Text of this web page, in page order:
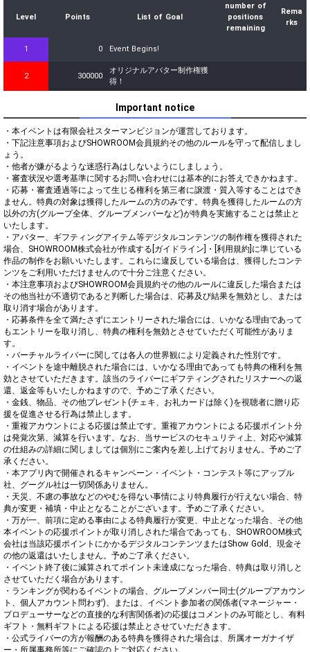
Level Points List of Goal
number of
positions
remaining
Rema
rks
1 0 Event Begins!
2 300000
オリジナルアバター制作権獲
得！
Important notice
・本イベントは有限会社スターマンビジョンが運営しております。
・下記注意事項およびSHOWROOM会員規約その他のルールを守って配信しまし
ょう。
・他者が嫌がるような迷惑行為はしないようにしましょう。
・審査状況や選考基準に関するお問い合わせには基本的にお答えできかねます。
・応募・審査通過等によって生じる権利を第三者に譲渡・質入等することはでき
ません。特典の対象は獲得したルームの方のみです。特典を獲得したルームの方
以外の方(グループ全体、グループメンバーなど)が特典を実施することは禁止と
いたします。
・アバター、ギフティングアイテム等デジタルコンテンツの制作権を獲得された
場合、SHOWROOM株式会社が作成する[ガイドライン]・[利用規約]に準じている
作品の制作をお願いいたします。これらに違反している場合は、獲得したコンテ
ンツをご利用いただけませんので十分ご注意ください。
・本注意事項およびSHOWROOM会員規約その他のルールに違反した場合または
その他当社が不適切であると判断した場合は、応募及び結果を無効とし、または
取り消す場合があります。
・応募条件を全て満たさずにエントリーされた場合には、いかなる理由であって
もエントリーを取り消し、特典の権利を無効とさせていただく可能性がありま
す。
・バーチャルライバーに関しては各人の世界観により定義された性別です。
・イベントを途中離脱された場合には、いかなる理由であっても特典の権利を無
効とさせていただきます。該当のライバーにギフティングされたリスナーへの返
還、返金等もいたしかねますので、予めご了承ください。
・金銭、物品、その他プレゼント(チェキ、お礼カードは除く)を視聴者に贈り応
援を促進させる行為は禁止します。
・重複アカウントによる応援は禁止です。重複アカウントによる応援ポイント分
は発覚次第、減算を行います。なお、当サービスのセキュリティ上、対応や減算
の仕組みの詳細に関しましては個別にご案内を差し上げておりません。予めご了
承ください。
・本アプリ内で開催されるキャンペーン・イベント・コンテスト等にアップル
社、グーグル社は一切関係ありません。
・天災、不慮の事故などのやむを得ない事情により特典履行が行えない場合、特
典が変更・補填・中止となることがございます。予めご了承ください。
・万が一、前項に定める事由による特典履行が変更、中止となった場合、その他
本イベントの応援ポイントが取り消しされた場合であっても、SHOWROOM株式
会社は当該応援ポイントにかかるデジタルコンテンツまたはShow Gold、現金そ
の他の返還はいたしません。予めご了承ください。
・イベント終了後に減算されてポイント未達成になった場合、特典は取り消しと
させていただく場合があります。
・ランキングが関わるイベントの場合、グループメンバー同士(グループアカウン
ト、個人アカウント問わず)、または、イベント参加者の関係者(マネージャー・
プロデューサーなどの直接的な利害関係者)の応援はコメントのみ可能とし、有料
ギフト・無料ギフトによる応援は禁止とさせていただきます。
・公式ライバーの方が報酬のある特典を獲得された場合は、所属オーガナイザ